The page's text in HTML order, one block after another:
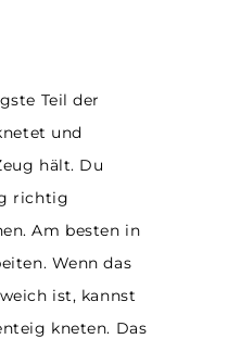
Teil der
und
hält. Du
richtig
Am besten in
Wenn das
ist, kannst
kneten. Das